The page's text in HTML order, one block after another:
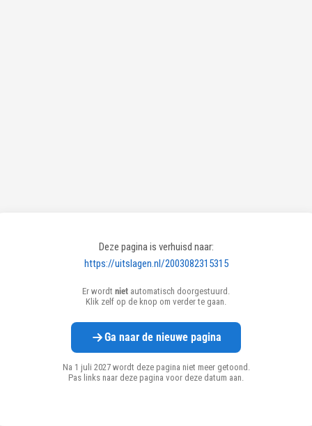
Deze pagina is verhuisd naar:
https://uitslagen.nl/2003082315315
Er wordt niet automatisch doorgestuurd.
Klik zelf op de knop om verder te gaan.
Ga naar de nieuwe pagina
Na 1 juli 2027 wordt deze pagina niet meer getoond.
Pas links naar deze pagina voor deze datum aan.